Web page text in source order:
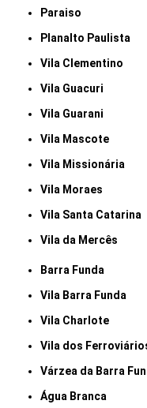
Paraiso
Planalto Paulista
Vila Clementino
Vila Guacuri
Vila Guarani
Vila Mascote
Vila Missionária
Vila Moraes
Vila Santa Catarina
Vila da Mercês
Barra Funda
Vila Barra Funda
Vila Charlote
Vila dos
Várzea da Barra
Água Branca